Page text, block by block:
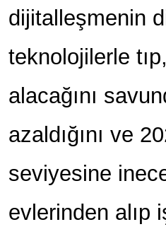
dijitalleşmenin
teknolojilerle
alacağını
azaldığını ve
seviyesine
evlerinden alıp